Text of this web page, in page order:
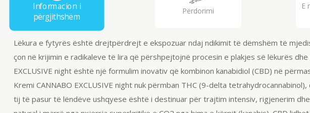
Informacion i
përgjithshëm
Përdorimi
E
Lëkura e fytyrës është drejtpërdrejt e ekspozuar ndaj ndikimit të dëmshëm të
çon në krijimin e radikaleve të lira që përshpejtojnë procesin e plakjes së lëkurës
EXCLUSIVE nightështë një formulim inovativqë kombinon kanabidiol (CBD) në
Kremi CANNABO EXCLUSIVE nightnuk përmban THC (9-delta tetrahydrocannabinol),
tij të pasur të lëndëve ushqyese është i destinuar për trajtim intensiv, rigjenerim